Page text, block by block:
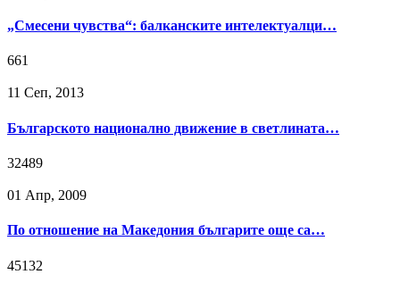
„Смесени чувства“: балканските интелектуалци…
661
11 Сeп, 2013
Българското национално движение в светлината…
32489
01 Апр, 2009
По отношение на Македония българите още са…
45132